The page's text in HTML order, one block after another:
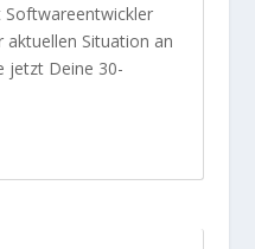
Softwareentwickler
Situation an
jetzt Deine 30-